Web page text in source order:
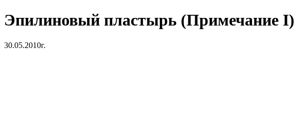
Эпилиновый пластырь (Примечание I)
30.05.2010г.